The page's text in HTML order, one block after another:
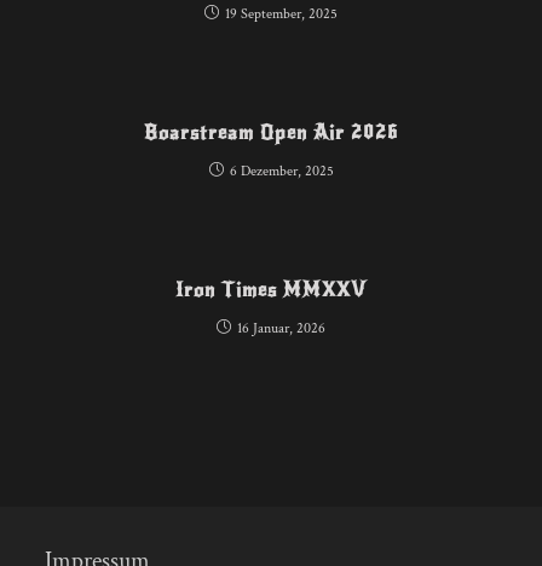
19 September, 2025
Boarstream Open Air 2026
6 Dezember, 2025
Iron Times MMXXV
16 Januar, 2026